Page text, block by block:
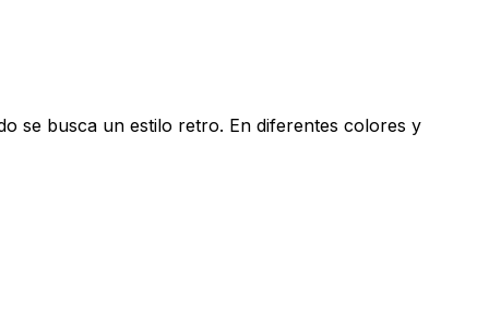
se busca un estilo retro. En diferentes colores y